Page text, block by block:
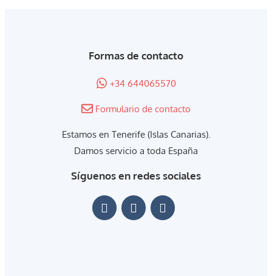
Formas de contacto
+34 644065570
Formulario de contacto
Estamos en Tenerife (Islas Canarias).
Damos servicio a toda España
Síguenos en redes sociales